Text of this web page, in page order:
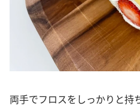
両手でフロスをしっかりと持